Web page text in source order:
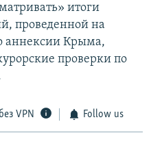
итоги
проведенной на
аннексии Крыма,
проверки по
VPN Follow us